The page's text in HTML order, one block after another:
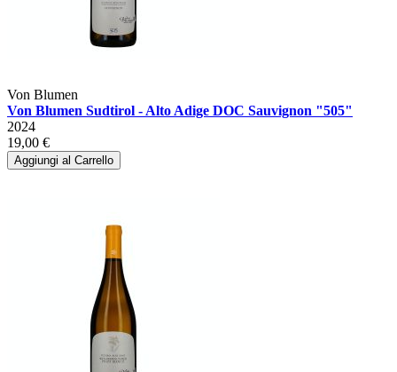
Von Blumen
Von Blumen Sudtirol - Alto Adige DOC Sauvignon "505"
2024
19,00 €
Aggiungi al Carrello